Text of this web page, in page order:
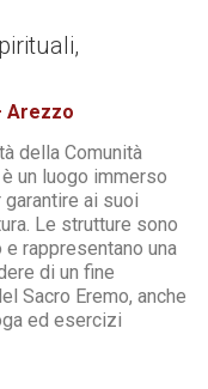
Arezzo
della Comunità
un luogo immerso
ai suoi
Le strutture sono
rappresentano una
di un fine
Sacro Eremo, anche
ed esercizi